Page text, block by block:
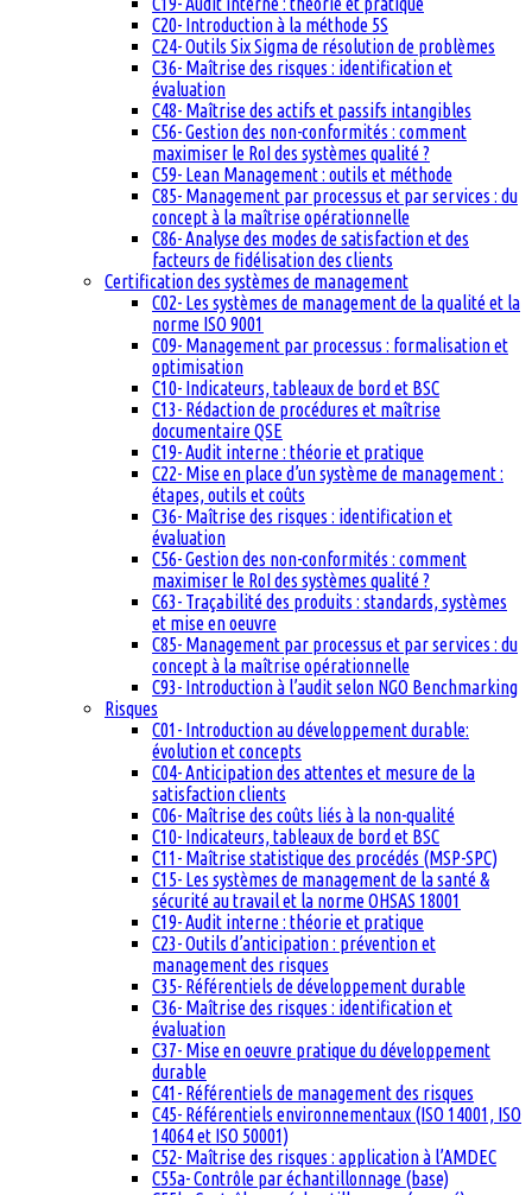
C20- Introduction à la méthode 5S
C24- Outils Six Sigma de résolution de problèmes
C36- Maîtrise des risques : identification et
évaluation
C48- Maîtrise des actifs et passifs intangibles
C56- Gestion des non-conformités : comment
maximiser le RoI des systèmes qualité ?
C59- Lean Management : outils et méthode
C85- Management par processus et par services : du
concept à la maîtrise opérationnelle
C86- Analyse des modes de satisfaction et des
facteurs de fidélisation des clients
Certification des systèmes de management
C02- Les systèmes de management de la qualité et la
norme ISO 9001
C09- Management par processus : formalisation et
optimisation
C10- Indicateurs, tableaux de bord et BSC
C13- Rédaction de procédures et maîtrise
documentaire QSE
C19- Audit interne : théorie et pratique
C22- Mise en place d’un système de management :
étapes, outils et coûts
C36- Maîtrise des risques : identification et
évaluation
C56- Gestion des non-conformités : comment
maximiser le RoI des systèmes qualité ?
C63- Traçabilité des produits : standards, systèmes
et mise en oeuvre
C85- Management par processus et par services : du
concept à la maîtrise opérationnelle
C93- Introduction à l’audit selon NGO Benchmarking
Risques
C01- Introduction au développement durable:
évolution et concepts
C04- Anticipation des attentes et mesure de la
satisfaction clients
C06- Maîtrise des coûts liés à la non-qualité
C10- Indicateurs, tableaux de bord et BSC
C11- Maîtrise statistique des procédés (MSP-SPC)
C15- Les systèmes de management de la santé &
sécurité au travail et la norme OHSAS 18001
C19- Audit interne : théorie et pratique
C23- Outils d’anticipation : prévention et
management des risques
C35- Référentiels de développement durable
C36- Maîtrise des risques : identification et
évaluation
C37- Mise en oeuvre pratique du développement
durable
C41- Référentiels de management des risques
C45- Référentiels environnementaux (ISO 14001, ISO
14064 et ISO 50001)
C52- Maîtrise des risques : application à l’AMDEC
C55a- Contrôle par échantillonnage (base)